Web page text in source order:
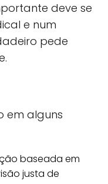
deve se
e num
pede
em alguns
baseada em
justa de